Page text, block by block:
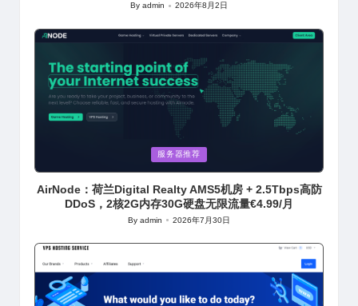
Posted
Byadmin 2026年8月2日
in
服务器推荐
AirNode：荷兰Digital Realty AMS5机房 + 2.5Tbps高防
DDoS，2核2G内存30G硬盘无限流量€4.99/月
Posted
Byadmin 2026年7月30日